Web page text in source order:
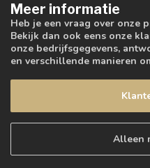
Meer informatie
Heb je een vraag over onze
Bekijk dan ook eens onze
onze bedrijfsgegevens,
en verschillende manieren
Alleen